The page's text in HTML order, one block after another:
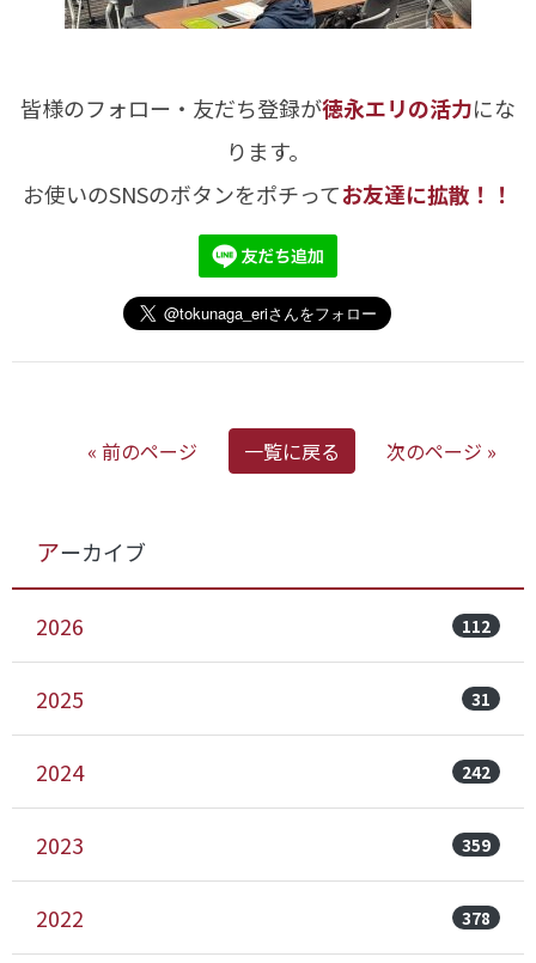
皆様のフォロー・友だち登録が徳永エリの活力にな
ります。
お使いのSNSのボタンをポチってお友達に拡散！！
« 前のページ 一覧に戻る 次のページ »
アーカイブ
2026 112
2025 31
2024 242
2023 359
2022 378